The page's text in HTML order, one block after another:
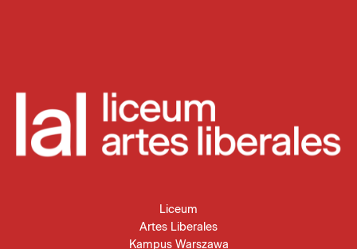
Liceum
Artes Liberales
Kampus Warszawa